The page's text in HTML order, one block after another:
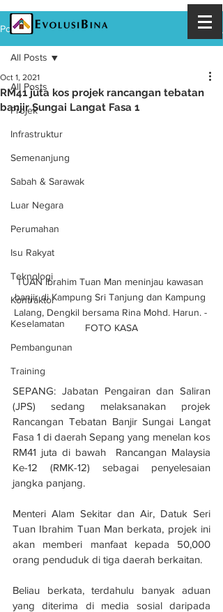
Post
All Posts
Projek
Infrastruktur
Semenanjung
Sabah & Sarawak
Luar Negara
Perumahan
Isu Rakyat
Teknologi
Kontraktor
Keselamatan
Pembangunan
Training
All Posts
RM41 juta kos projek rancangan tebatan
banjir Sungai Langat Fasa 1
Oct 1, 2021
TUAN Ibrahim Tuan Man meninjau kawasan
banjir di Kampung Sri Tanjung dan Kampung
Lalang, Dengkil bersama Rina Mohd. Harun. -
FOTO KASA
SEPANG: Jabatan Pengairan dan Saliran
(JPS) sedang melaksanakan projek
Rancangan Tebatan Banjir Sungai Langat
Fasa 1 di daerah Sepang yang menelan kos
RM41 juta di bawah  Rancangan Malaysia
Ke-12 (RMK-12) sebagai penyelesaian
jangka panjang.
Menteri Alam Sekitar dan Air, Datuk Seri
Tuan Ibrahim Tuan Man berkata, projek ini
akan memberi manfaat kepada 50,000
orang penduduk di tiga daerah berkaitan.
Beliau berkata, terdahulu banyak aduan
yang diterima di media sosial daripada